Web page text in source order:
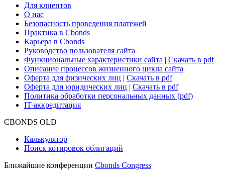
Для клиентов
О нас
Безопасность проведения платежей
Практика в Cbonds
Карьера в Cbonds
Руководство пользователя сайта
Функциональные характеристики сайта | Скачать в pdf
Описание процессов жизненного цикла сайта
Оферта для физических лиц | Скачать в pdf
Оферта для юридических лиц | Скачать в pdf
Политика обработки персональных данных (pdf)
IT-аккредитация
CBONDS OLD
Калькулятор
Поиск котировок облигаций
Ближайшие конференции Cbonds Congress